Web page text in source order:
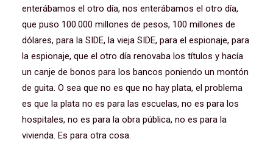
enterábamos el otro día, nos enterábamos el otro día,
que puso 100.000 millones de pesos, 100 millones de
dólares, para la SIDE, la vieja SIDE, para el espionaje, para
la espionaje, que el otro día renovaba los títulos y hacía
un canje de bonos para los bancos poniendo un montón
de guita. O sea que no es que no hay plata, el problema
es que la plata no es para las escuelas, no es para los
hospitales, no es para la obra pública, no es para la
vivienda. Es para otra cosa.